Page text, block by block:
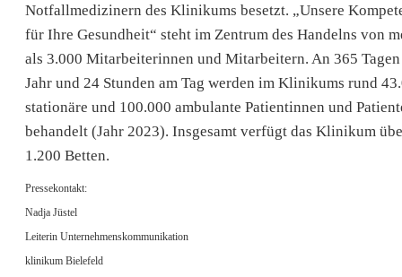
Notfallmedizinern des Klinikums besetzt. „Unsere
für Ihre Gesundheit“ steht im Zentrum des Handelns von
als 3.000 Mitarbeiterinnen und Mitarbeitern. An 365
Jahr und 24 Stunden am Tag werden im Klinikums rund
stationäre und 100.000 ambulante Patientinnen und
behandelt (Jahr 2023). Insgesamt verfügt das Klinikum
1.200 Betten.
Pressekontakt:
Nadja Jüstel
Leiterin Unternehmenskommunikation
klinikum Bielefeld